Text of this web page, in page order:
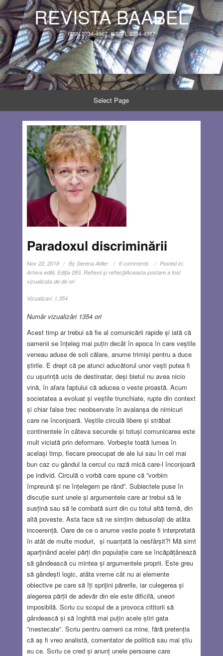
REVISTA BAABEL
ISSN 2734-4967, ISSN-L 2734-4967
Select Page
Paradoxul discriminării
Nov 22, 2018 By Serena Adler 6 comments
Posted in:
Arhiva editii, Ediţia 283, Reflexii şi reflecţiiAceasta postare a fost
vizualizata de de ori
Vizualizari: 1,354
Număr vizualizări 1354 ori
Acest timp ar trebui să fie al comunicării rapide și iată că
oamenii se înțeleg mai puțin decât în epoca în care veștile
veneau aduse de soli călare, anume trimiși pentru a duce
știrile. E drept că pe atunci aducătorul unor vești putea fi
cu ușurință ucis de destinatar, deși bietul nu avea nicio
vină, în afara faptului că aducea o veste proastă. Acum
societatea a evoluat și veștile trunchiate, rupte din context
și chiar false trec neobservate în avalanșa de nimicuri
care ne înconjoară. Veștile circulă libere și străbat
continentele în câteva secunde și totuși comunicarea este
mult viciată prin deformare. Vorbește toată lumea în
același timp, fiecare preocupat de ale lui sau în cel mai
bun caz cu gândul la cercul cu rază mică care-l înconjoară
pe individ. Circulă o vorbă care spune că ”vorbim
împreună și ne înțelegem pe rând”. Subiectele puse în
discuție sunt unele și argumentele care ar trebui să le
susțină sau să le combată sunt din cu totul altă temă, din
altă poveste. Asta face să ne simțim debusolați de atâta
incoerență. Oare de ce o anume veste poate fi interpretată
în atât de multe moduri, și nuanțată la nesfârșit?! Mă simt
aparținând acelei părți din populație care se încăpățânează
să gândească cu mintea și argumentele proprii. Este greu
să gândești logic, atâta vreme cât nu ai elemente
obiective pe care să îți sprijini părerile, iar culegerea și
alegerea părții de adevăr din ele este dificilă, uneori
imposibilă. Scriu cu scopul de a provoca cititorii să
gândească și să înghită mai puțin acele știri gata
”mestecate”. Scriu pentru oameni ca mine, fără pretenția
că aș fi vreo analistă, comentator de politică sau mai știu
eu ce. Scriu ce cred și anunț unele persoane care